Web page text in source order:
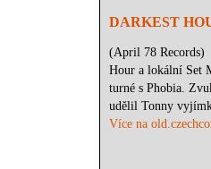
DARKEST
(April 78 Records)
Hour a lokální Set
turné s Phobia.
udělil Tonny
Více na